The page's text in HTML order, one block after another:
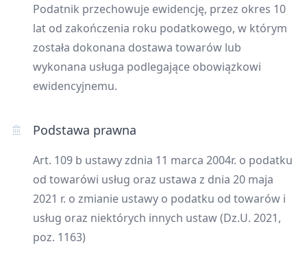
Podatnik przechowuje ewidencję, przez okres 10
lat od zakończenia roku podatkowego, w którym
została dokonana dostawa towarów lub
wykonana usługa podlegające obowiązkowi
ewidencyjnemu.
Podstawa prawna
Art. 109 b ustawy zdnia 11 marca 2004r. o podatku
od towarówi usług oraz ustawa z dnia 20 maja
2021 r. o zmianie ustawy o podatku od towarów i
usług oraz niektórych innych ustaw (Dz.U. 2021,
poz. 1163)